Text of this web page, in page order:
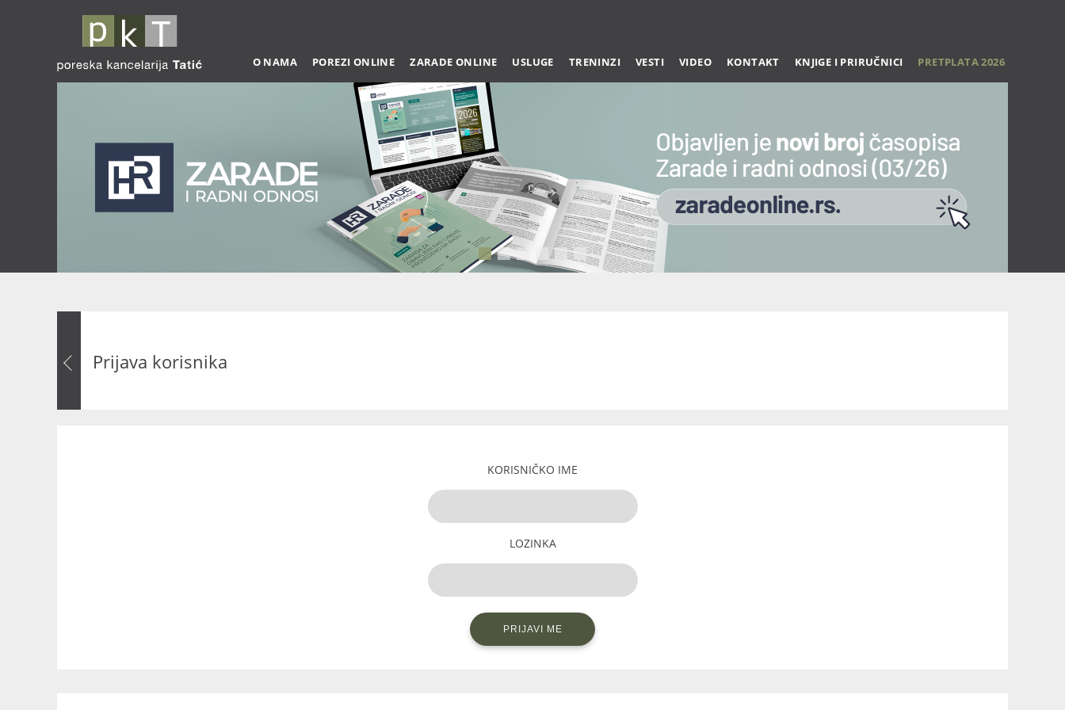
O NAMA POREZI ONLINE ZARADE ONLINE USLUGE TRENINZI VESTI VIDEO KONTAKT KNJIGE I PRIRUČNICI PRETPLATA 2026
Prijava korisnika
KORISNIČKO IME
LOZINKA